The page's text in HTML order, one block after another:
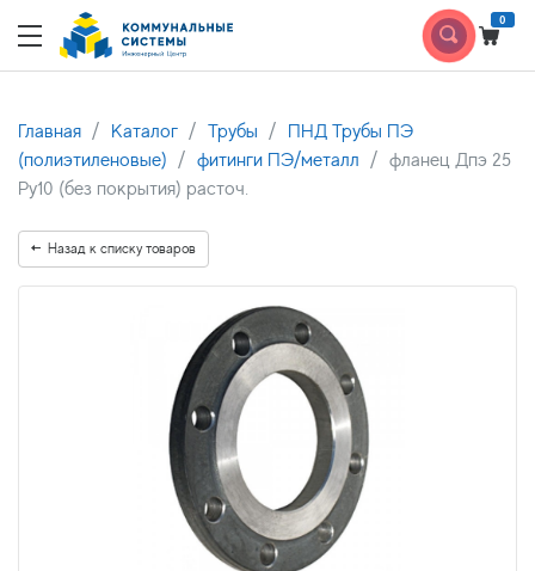
0
Главная Каталог Трубы
ПНД Трубы ПЭ
(полиэтиленовые)
фитинги ПЭ/металл
фланец Дпэ 25
Ру10 (без покрытия) расточ.
Назад к списку товаров